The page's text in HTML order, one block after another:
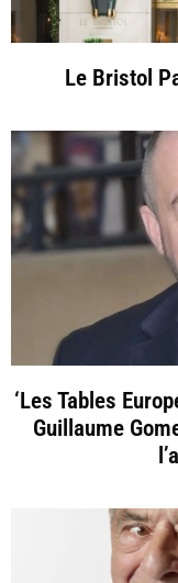
Le Bristol
‘Les Tables
Guillaume